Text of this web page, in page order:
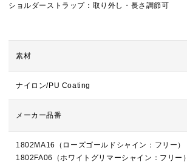
ショルダーストラップ：取り外し・長さ調節可
素材
ナイロン/PU Coating
メーカー品番
1802MA16（ローズゴールドシャイン：フリー）
1802FA06（ホワイトグリマーシャイン：フリー）